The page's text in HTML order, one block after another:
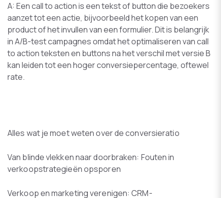
A: Een call to action is een tekst of button die bezoekers
aanzet tot een actie, bijvoorbeeld het kopen van een
product of het invullen van een formulier. Dit is belangrijk
in A/B-test campagnes omdat het optimaliseren van call
to action teksten en buttons na het verschil met versie B
kan leiden tot een hoger conversiepercentage, oftewel
rate.
Alles wat je moet weten over de conversieratio
Van blinde vlekken naar doorbraken: Fouten in
verkoopstrategieën opsporen
Verkoop en marketing verenigen: CRM-